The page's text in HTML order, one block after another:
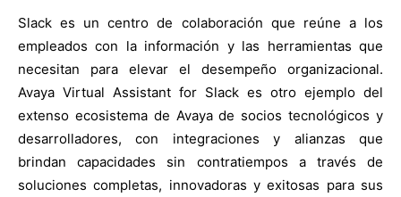
Slack es un centro de colaboración que reúne a los
empleados con la información y las herramientas que
necesitan para elevar el desempeño organizacional.
Avaya Virtual Assistant for Slack es otro ejemplo del
extenso ecosistema de Avaya de socios tecnológicos y
desarrolladores, con integraciones y alianzas que
brindan capacidades sin contratiempos a través de
soluciones completas, innovadoras y exitosas para sus